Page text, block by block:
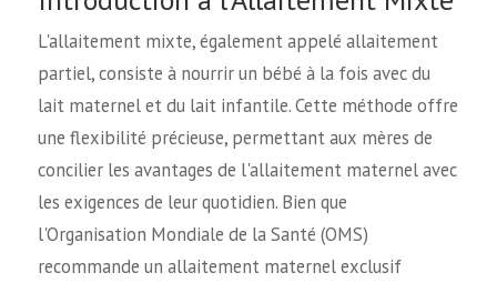
L'allaitement mixte, également appelé allaitement
partiel, consiste à nourrir un bébé à la fois avec du
lait maternel et du lait infantile. Cette méthode offre
une flexibilité précieuse, permettant aux mères de
concilier les avantages de l'allaitement maternel avec
les exigences de leur quotidien. Bien que
l'Organisation Mondiale de la Santé (OMS)
recommande un allaitement maternel exclusif